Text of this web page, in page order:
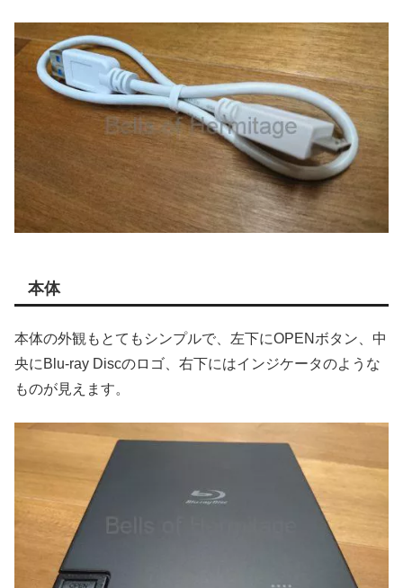
本体
本体の外観もとてもシンプルで、左下にOPENボタン、中
央にBlu-ray Discのロゴ、右下にはインジケータのような
ものが見えます。